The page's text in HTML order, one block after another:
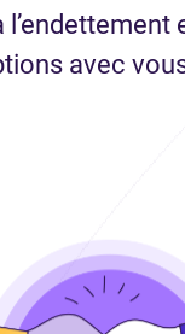
l’endettement
avec